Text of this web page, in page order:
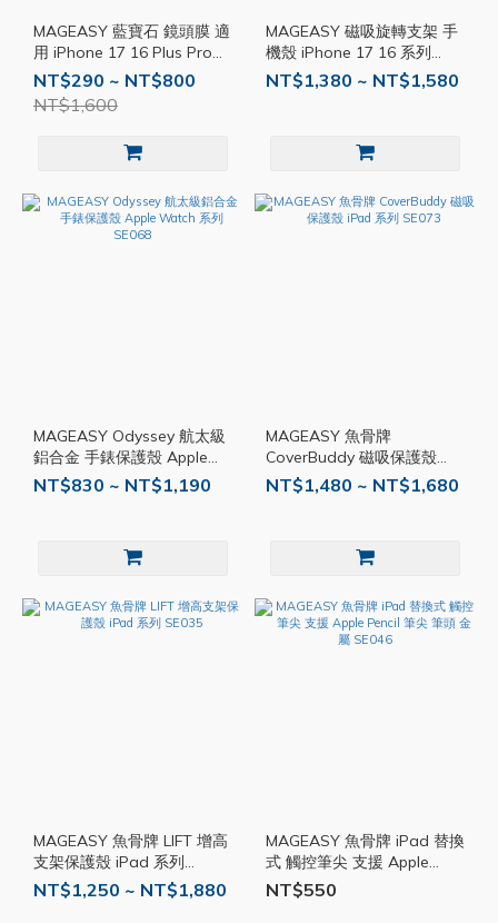
MAGEASY 藍寶石 鏡頭膜 適
用 iPhone 17 16 Plus Pro
Max 鏡頭貼 鏡頭 保護貼
SE090
NT$290 ~ NT$800
NT$1,600
MAGEASY 磁吸旋轉支架 手
機殼 iPhone 17 16 系列
SE017
NT$1,380 ~ NT$1,580
MAGEASY Odyssey 航太級
鋁合金 手錶保護殼 Apple
Watch 系列 SE068
NT$830 ~ NT$1,190
MAGEASY 魚骨牌
CoverBuddy 磁吸保護殼
iPad 系列 SE073
NT$1,480 ~ NT$1,680
MAGEASY 魚骨牌 LIFT 增高
支架保護殼 iPad 系列
SE035
NT$1,250 ~ NT$1,880
MAGEASY 魚骨牌 iPad 替換
式 觸控筆尖 支援 Apple
Pencil 筆尖 筆頭 金屬 SE046
NT$550